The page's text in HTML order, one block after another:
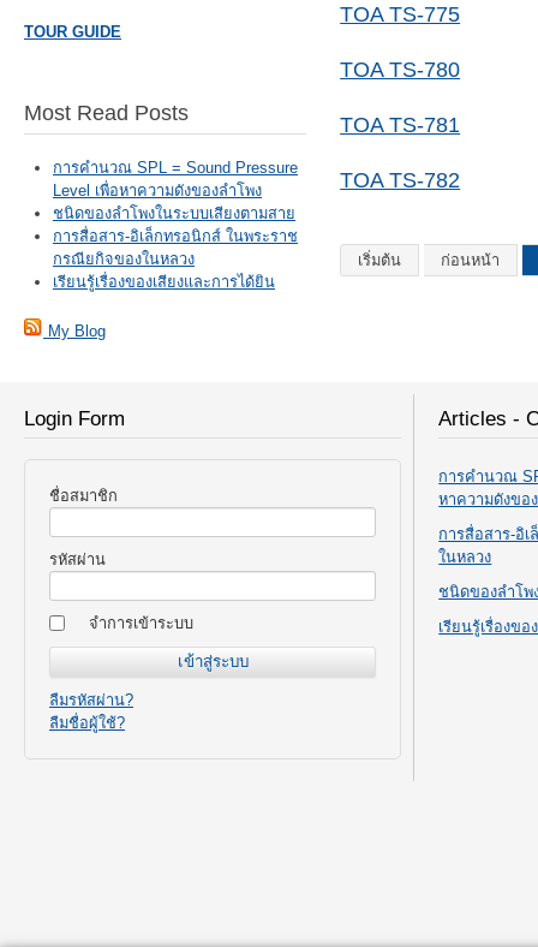
TOUR GUIDE
Most Read Posts
การคำนวณ SPL = Sound Pressure
Level เพื่อหาความดังของลำโพง
ชนิดของลำโพงในระบบเสียงตามสาย
การสื่อสาร-อิเล็กทรอนิกส์ ในพระราช
กรณียกิจของในหลวง
เรียนรู้เรื่องของเสียงและการได้ยิน
My Blog
TOA TS-775
TOA TS-780
TOA TS-781
TOA TS-782
เริ่มต้น ก่อนหน้า
Login Form
ชื่อสมาชิก
รหัสผ่าน
จำการเข้าระบบ
ลืมรหัสผ่าน?
ลืมชื่อผู้ใช้?
Articles -
การคำนวณ
หาความดังขอ
การสื่อสาร-อิ
ในหลวง
ชนิดของลำโพ
เรียนรู้เรื่องขอ